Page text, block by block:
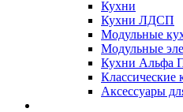
Кухни
Кухни ЛДСП
Модульные
Модульные
Кухни Альфа
Классические
Аксессуары